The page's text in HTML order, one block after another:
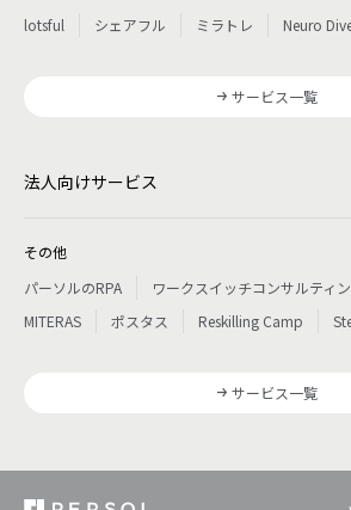
lotsful
シェアフル ミラトレ Neuro
サービス一覧
法人向けサービス
その他
パーソルのRPA
ワークスイッチコンサルティ
MITERAS
ポスタス Reskilling Camp
サービス一覧